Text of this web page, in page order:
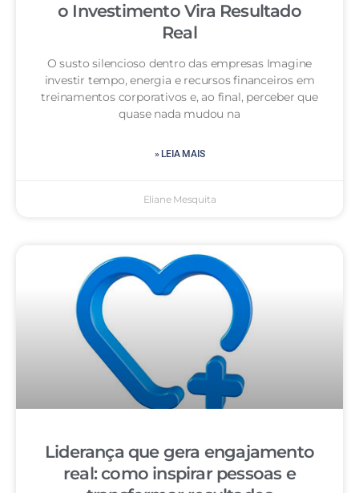
o Investimento Vira Resultado
Real
O susto silencioso dentro das empresas Imagine
investir tempo, energia e recursos financeiros em
treinamentos corporativos e, ao final, perceber que
quase nada mudou na
» LEIA MAIS
Eliane Mesquita
Liderança que gera engajamento
real: como inspirar pessoas e